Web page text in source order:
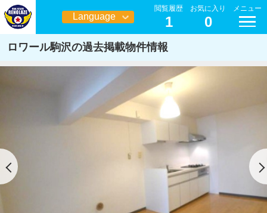
Language
日本語
閲覧履歴
1
お気に入り
0
メニュー
ロワール駒沢の過去掲載物件情報